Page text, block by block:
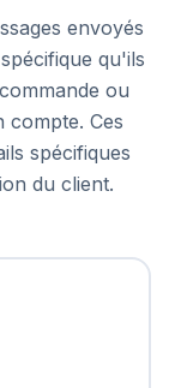
envoyés
qu'ils
ou
compte. Ces
spécifiques
du client.